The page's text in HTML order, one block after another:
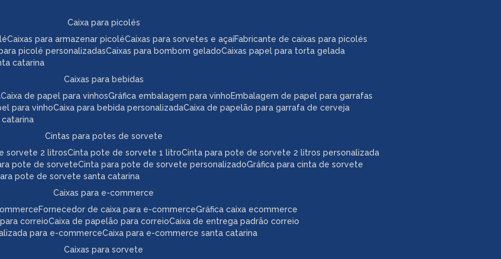
caixa para picolés
caixas para armazenar picolé
caixas para sorvetes e açaí
picolé personalizadas caixas papel para torta gelada
caixas para bombom gelado
fabricante de caixas para picolés
catarina
caixas para bebidas
caixa de papel para vinhos
gráfica embalagem para vinho
para vinho caixa de papelão para garrafa de cerveja
caixa para bebida personalizada
embalagem de papel para garrafas
catarina
caixas para e-commerce
fornecedor de caixa para e-commerce
gráfica caixa ecommerce
correio
caixa de papelão para correio
caixa de entrega padrão correio
para e-commerce
caixa para e-commerce santa catarina
caixas para sorvete
cintas para potes de sorvete
sorvete 2 litros
cinta pote de sorvete 1 litro
cinta para pote de sorvete 2 litros personalizada
pote de sorvete
cinta para pote de sorvete personalizado
gráfica para cinta de sorvete
pote de sorvete santa catarina